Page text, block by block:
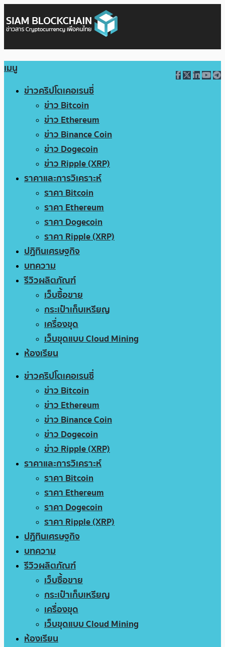
เมนู
ข่าวคริปโตเคอเรนซี่
ข่าว Bitcoin
ข่าว Ethereum
ข่าว Binance Coin
ข่าว Dogecoin
ข่าว Ripple (XRP)
ราคาและการวิเคราะห์
ราคา Bitcoin
ราคา Ethereum
ราคา Dogecoin
ราคา Ripple (XRP)
ปฏิทินเศรษฐกิจ
บทความ
รีวิวผลิตภัณฑ์
เว็บซื้อขาย
กระเป๋าเก็บเหรียญ
เครื่องขุด
เว็บขุดแบบ Cloud Mining
ห้องเรียน
ข่าวคริปโตเคอเรนซี่
ข่าว Bitcoin
ข่าว Ethereum
ข่าว Binance Coin
ข่าว Dogecoin
ข่าว Ripple (XRP)
ราคาและการวิเคราะห์
ราคา Bitcoin
ราคา Ethereum
ราคา Dogecoin
ราคา Ripple (XRP)
ปฏิทินเศรษฐกิจ
บทความ
รีวิวผลิตภัณฑ์
เว็บซื้อขาย
กระเป๋าเก็บเหรียญ
เครื่องขุด
เว็บขุดแบบ Cloud Mining
ห้องเรียน